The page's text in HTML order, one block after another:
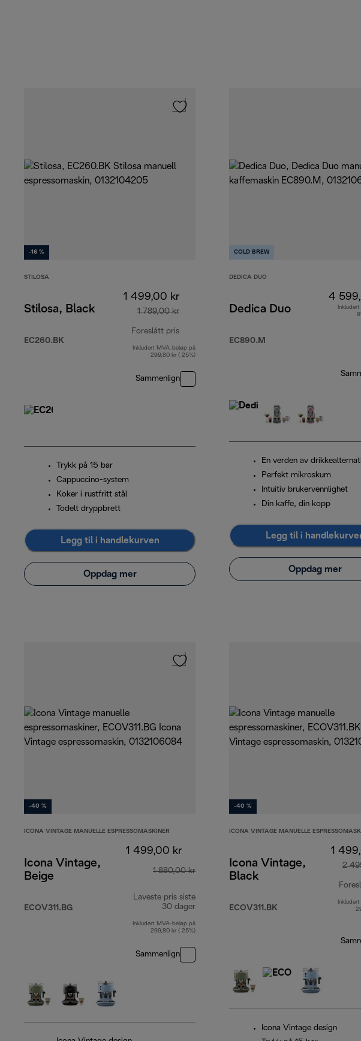
-16 %
STILOSA
Stilosa, Black
EC260.BK
1 499,00 kr
1 789,00 kr
Foreslått pris
opprinnelig pris 1 789,00 kr
Inkludert MVA-beløp på
299,80 kr ( 25%)
Sammenlign
Trykk på 15 bar
Cappuccino-system
Koker i rustfritt stål
Todelt dryppbrett
Legg til i handlekurven
Oppdag mer
COLD BREW
DEDICA DUO
Dedica Duo
EC890.M
4
En verden av
Perfekt mikroskum
Intuitiv brukervennlighet
Din kaffe, din kopp
Legg til i
Oppdag mer
-40 %
ICONA VINTAGE MANUELLE ESPRESSOMASKINER
Icona Vintage,
Beige
ECOV311.BG
1 499,00 kr
1 880,00 kr
Laveste pris siste
30 dager
Inkludert MVA-beløp på
299,80 kr ( 25%)
Sammenlign
-40 %
ICONA VINTAGE MANUELLE
Icona Vintage,
Black
ECOV311.BK
1
2
Icona Vintage design